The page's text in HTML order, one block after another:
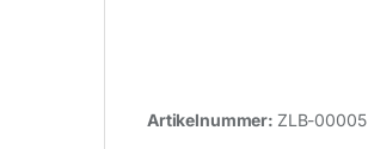
Artikelnummer: ZLB-00005